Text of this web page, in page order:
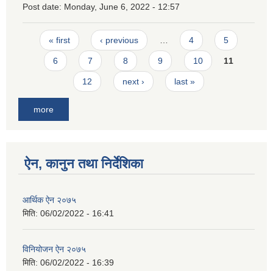
Post date: Monday, June 6, 2022 - 12:57
Pages
« first ‹ previous 4 5
6 7 8 9 10 11
12 next › last »
more
ऐन, कानुन तथा निर्देशिका
आर्थिक ऐन २०७५
मिति: 06/02/2022 - 16:41
विनियोजन ऐन २०७५
मिति: 06/02/2022 - 16:39